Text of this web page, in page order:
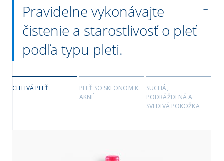
Pravidelne vykonávajte
čistenie a starostlivosť o pleť
podľa typu pleti.
CITLIVÁ PLEŤ
PLEŤ SO SKLONOM K
AKNÉ
SUCHÁ,
PODRÁŽDENÁ A
SVEDIVÁ POKOŽKA